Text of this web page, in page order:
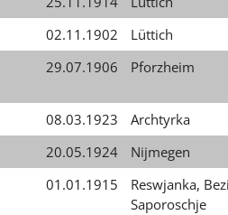
02.11.1902
Lüttich
29.07.1906 Pforzheim
08.03.1923
Archtyrka
20.05.1924
Nijmegen
01.01.1915
Reswjanka,
Saporoschje